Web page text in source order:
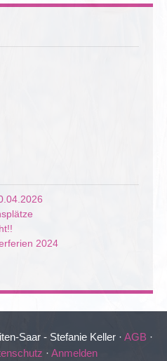
2024
Saar - Stefanie Keller · AGB ·
· Anmelden